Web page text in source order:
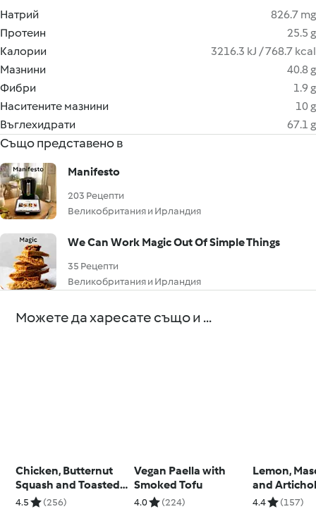
Натрий
826.7 mg
Протеин
25.5 g
Калории
3216.3 kJ / 768.7 kcal
Мазнини
40.8 g
Фибри
1.9 g
Наситените мазнини
10 g
Въглехидрати
67.1 g
Също представено в
Manifesto
203 Рецепти
Великобритания и Ирландия
We Can Work Magic Out Of Simple Things
35 Рецепти
Великобритания и Ирландия
Можете да харесате също и ...
Chicken, Butternut
Squash and Toasted
Pine Nut Risotto
4.5 (256)
Vegan Paella with
Smoked Tofu
4.0 (224)
Lemon,
and
Tagliatelle
4.4 (157)